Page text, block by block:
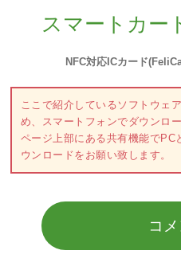
スマートカー
NFC対応ICカード
ここで紹介しているソフトウェ
め、スマートフォンでダウンロ
ページ上部にある共有機能でPC
ウンロードをお願い致します。
コ